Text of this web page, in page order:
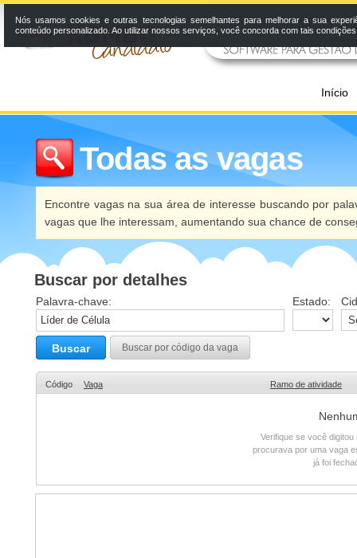
Início
Todas as vagas
Encontre vagas na sua área de interesse buscando por
vagas que lhe interessam, aumentando sua chance de
Buscar por detalhes
Palavra-chave: Estado:
Buscar Buscar por código da vaga
Código Vaga Ramo de atividade
Verifique se você
procurava por uma vaga
já foi
Nós usamos cookies e outras tecnologias semelhantes para melhorar a sua
conteúdo personalizado. Ao utilizar nossos serviços, você concorda com tais